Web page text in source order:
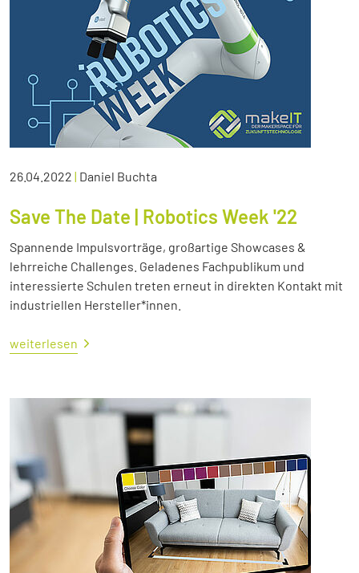
26.04.2022 | Daniel Buchta
Save The Date | Robotics Week '22
Spannende Impulsvorträge, großartige Showcases &
lehrreiche Challenges. Geladenes Fachpublikum und
interessierte Schulen treten erneut in direkten Kontakt mit
industriellen Hersteller*innen.
weiterlesen